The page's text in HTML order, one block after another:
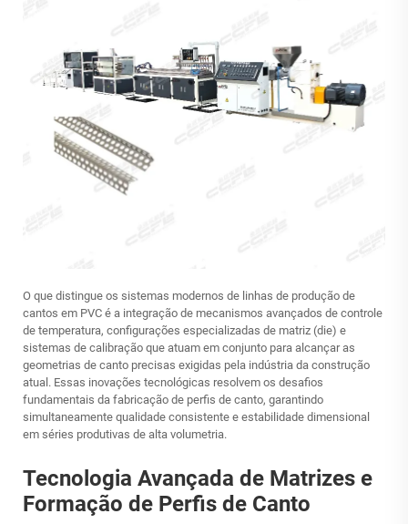
O que distingue os sistemas modernos de linhas de produção de
cantos em PVC é a integração de mecanismos avançados de controle
de temperatura, configurações especializadas de matriz (die) e
sistemas de calibração que atuam em conjunto para alcançar as
geometrias de canto precisas exigidas pela indústria da construção
atual. Essas inovações tecnológicas resolvem os desafios
fundamentais da fabricação de perfis de canto, garantindo
simultaneamente qualidade consistente e estabilidade dimensional
em séries produtivas de alta volumetria.
Tecnologia Avançada de Matrizes e
Formação de Perfis de Canto